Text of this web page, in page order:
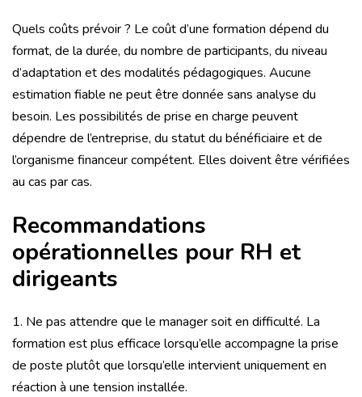
Quels coûts prévoir ? Le coût d’une formation dépend du
format, de la durée, du nombre de participants, du niveau
d’adaptation et des modalités pédagogiques. Aucune
estimation fiable ne peut être donnée sans analyse du
besoin. Les possibilités de prise en charge peuvent
dépendre de l’entreprise, du statut du bénéficiaire et de
l’organisme financeur compétent. Elles doivent être vérifiées
au cas par cas.
Recommandations
opérationnelles pour RH et
dirigeants
1. Ne pas attendre que le manager soit en difficulté. La
formation est plus efficace lorsqu’elle accompagne la prise
de poste plutôt que lorsqu’elle intervient uniquement en
réaction à une tension installée.